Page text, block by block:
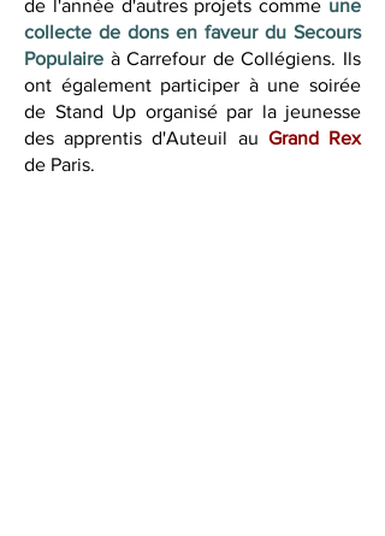
de l'année d'autres projets comme une
collecte de dons en faveur du Secours
Populaire à Carrefour de Collégiens. Ils
ont également participer à une soirée
de Stand Up organisé par la jeunesse
des apprentis d'Auteuil au Grand Rex
de Paris.